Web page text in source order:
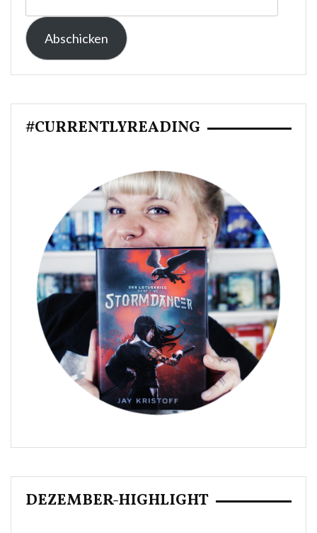
Mail-
Adresse:
Abschicken
#CURRENTLYREADING
DEZEMBER-HIGHLIGHT